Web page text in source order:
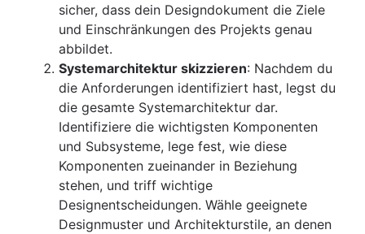
sicher, dass dein Designdokument die Ziele
und Einschränkungen des Projekts genau
abbildet.
Systemarchitektur skizzieren: Nachdem du
die Anforderungen identifiziert hast, legst du
die gesamte Systemarchitektur dar.
Identifiziere die wichtigsten Komponenten
und Subsysteme, lege fest, wie diese
Komponenten zueinander in Beziehung
stehen, und triff wichtige
Designentscheidungen. Wähle geeignete
Designmuster und Architekturstile, an denen